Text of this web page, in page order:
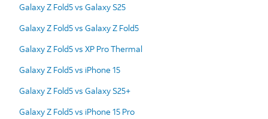
Galaxy Z Fold5 vs Galaxy S25
Galaxy Z Fold5 vs Galaxy Z Fold5
Galaxy Z Fold5 vs XP Pro Thermal
Galaxy Z Fold5 vs iPhone 15
Galaxy Z Fold5 vs Galaxy S25+
Galaxy Z Fold5 vs iPhone 15 Pro